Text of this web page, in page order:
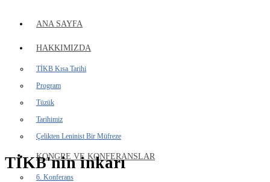
ANA SAYFA
HAKKIMIZDA
TİKB Kısa Tarihi
Program
Tüzük
Tarihimiz
Çelikten Leninist Bir Müfreze
KONGRE VE KONFERANSLAR
6. Konferans
TİKB'nin inkarı